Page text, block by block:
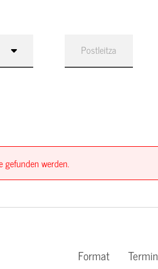
gefunden werden.
Format Termin